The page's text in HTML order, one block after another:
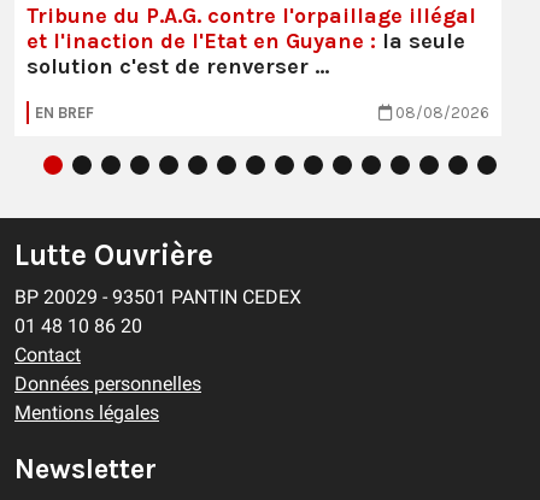
Tribune du P.A.G. contre l'orpaillage illégal
et l'inaction de l'Etat en Guyane : la seule
solution c'est de renverser …
EN BREF 08/08/2026
Lutte Ouvrière
BP 20029 - 93501 PANTIN CEDEX
01 48 10 86 20
Contact
Données personnelles
Mentions légales
Newsletter